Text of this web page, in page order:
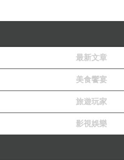
最新文章
美食饗宴
旅遊玩家
影視娛樂